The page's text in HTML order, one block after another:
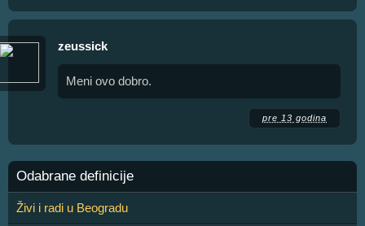
zeussick
Meni ovo dobro.
pre 13 godina
Odabrane definicije
Živi i radi u Beogradu